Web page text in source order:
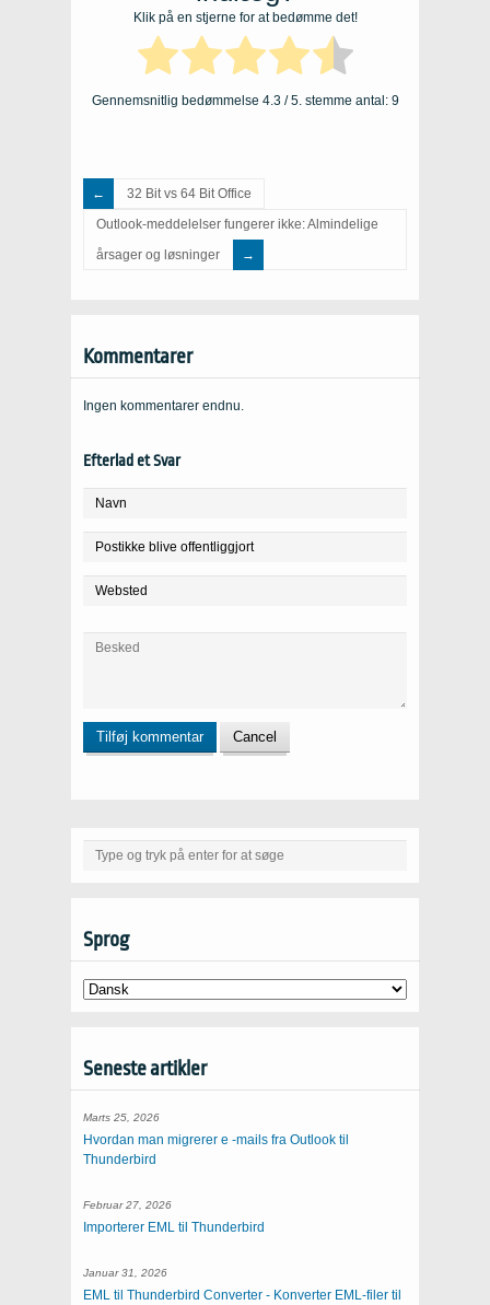
Klik på en stjerne for at bedømme det!
Gennemsnitlig bedømmelse 4.3 / 5. stemme antal: 9
32 Bit vs 64 Bit Office
Outlook-meddelelser fungerer ikke: Almindelige
årsager og løsninger
Kommentarer
Ingen kommentarer endnu.
Efterlad et Svar
Sprog
Seneste artikler
Marts 25, 2026
Hvordan man migrerer e -mails fra Outlook til
Thunderbird
Februar 27, 2026
Importerer EML til Thunderbird
Januar 31, 2026
EML til Thunderbird Converter - Konverter EML-filer til